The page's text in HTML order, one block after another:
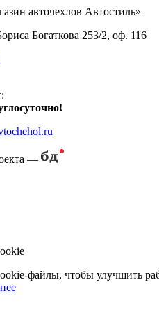
авточехлов Автостиль»
Богаткова 253/2, оф. 116
—
файлы, чтобы улучшить